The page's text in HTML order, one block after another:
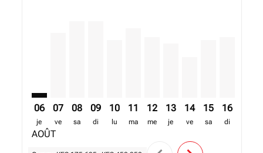
06
je
AOÛT
07
ve
08
sa
09
di
10
lu
11
ma
12
me
13
je
14
ve
15
sa
16
di